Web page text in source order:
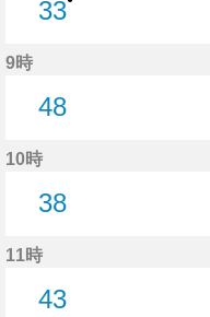
33
9時
48
10時
38
11時
43